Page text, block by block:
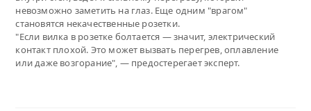
невозможно заметить на глаз. Еще одним "врагом"
становятся некачественные розетки.
"Если вилка в розетке болтается — значит, электрический
контакт плохой. Это может вызвать перегрев, оплавление
или даже возгорание", — предостерегает эксперт.